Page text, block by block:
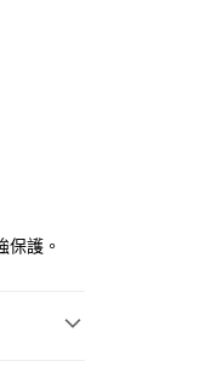
保護。